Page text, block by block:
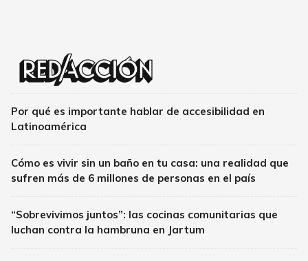
Por qué es importante hablar de accesibilidad en
Latinoamérica
Cómo es vivir sin un baño en tu casa: una realidad que
sufren más de 6 millones de personas en el país
“Sobrevivimos juntos”: las cocinas comunitarias que
luchan contra la hambruna en Jartum